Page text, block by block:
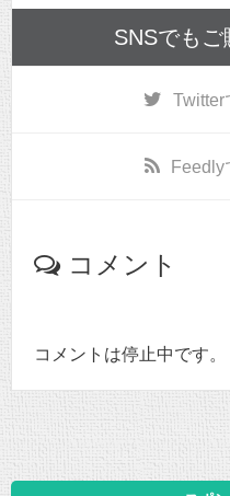
SNSでもご
Twitter
Feedly
コメント
コメントは停止中です。